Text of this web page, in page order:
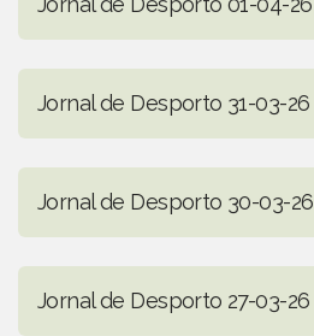
Jornal de Desporto 31-03-26
Jornal de Desporto 30-03-26
Jornal de Desporto 27-03-26